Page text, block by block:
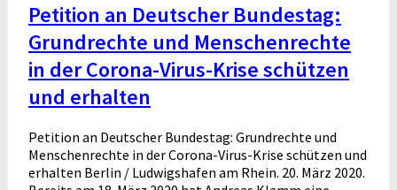
Petition an Deutscher Bundestag:
Grundrechte und Menschenrechte
in der Corona-Virus-Krise schützen
und erhalten
Petition an Deutscher Bundestag: Grundrechte und
Menschenrechte in der Corona-Virus-Krise schützen und
erhalten Berlin / Ludwigshafen am Rhein. 20. März 2020.